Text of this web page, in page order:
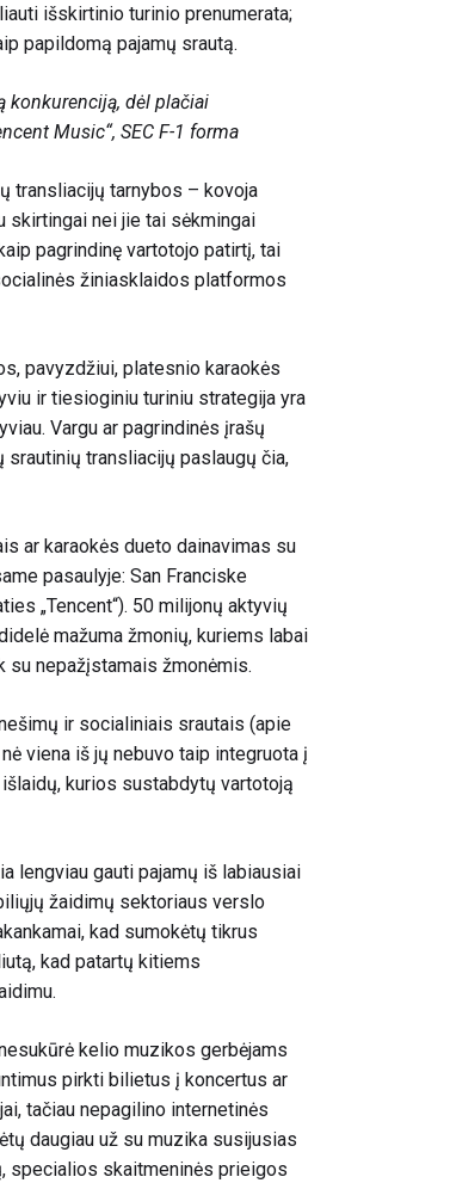
išskirtinio turinio prenumerata;
papildomą pajamų srautą.
konkurenciją, dėl plačiai
Music“, SEC F-1 forma
transliacijų tarnybos – kovoja
skirtingai nei jie tai sėkmingai
pagrindinę vartotojo patirtį, tai
žiniasklaidos platformos
pavyzdžiui, platesnio karaokės
ir tiesioginiu turiniu strategija yra
Vargu ar pagrindinės įrašų
transliacijų paslaugų čia,
ar karaokės dueto dainavimas su
pasaulyje: San Franciske
„Tencent“). 50 milijonų aktyvių
mažuma žmonių, kuriems labai
su nepažįstamais žmonėmis.
ir socialiniais srautais (apie
viena iš jų nebuvo taip integruota į
kurios sustabdytų vartotoją
lengviau gauti pajamų iš labiausiai
žaidimų sektoriaus verslo
kad sumokėtų tikrus
kad patartų kitiems
kelio muzikos gerbėjams
pirkti bilietus į koncertus ar
tačiau nepagilino internetinės
daugiau už su muzika susijusias
specialios skaitmeninės prieigos